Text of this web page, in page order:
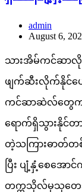
admin
August 6,
သားအိမ်ကင်ဆာ
ဖျက်ဆီးလိုက်နိုင်ပ
ကင်ဆာဆဲလ်တွေက
ရောက်ရှိသွားနိုင်
တဲ့သကြားဓာတ်
ပြီး ပျံ့နှံ့စေအေ
တက္ကသိုလ်မှသုတေသီ